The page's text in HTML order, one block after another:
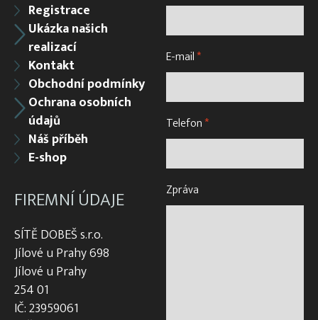
Registrace
Ukázka našich
realizací
Kontakt
Obchodní podmínky
Ochrana osobních
údajů
Náš příběh
E-shop
FIREMNÍ ÚDAJE
SÍTĚ DOBEŠ s.r.o.
Jílové u Prahy 698
Jílové u Prahy
254 01
IČ: 23959061
E-mail*
Telefon*
Zpráva